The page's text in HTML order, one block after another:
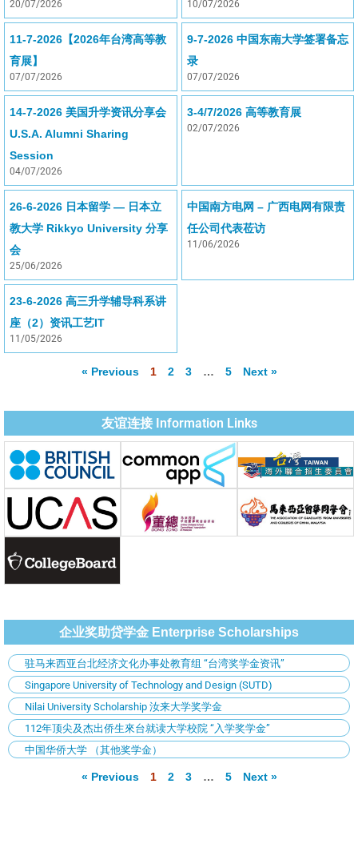
20/07/2026 10/07/2026
11-7-2026【2026年台湾高等教
育展】
07/07/2026
9-7-2026 中国东南大学签署备忘
录
07/07/2026
14-7-2026 美国升学资讯分享会
U.S.A. Alumni Sharing
Session
04/07/2026
3-4/7/2026 高等教育展
02/07/2026
26-6-2026 日本留学 — 日本立
教大学 Rikkyo University 分享
会
25/06/2026
中国南方电网 – 广西电网有限责
任公司代表莅访
11/06/2026
23-6-2026 高三升学辅导科系讲
座（2）资讯工艺IT
11/05/2026
« Previous 1 2 3 … 5 Next »
友谊连接 Information Links
企业奖助贷学金 Enterprise Scholarships
驻马来西亚台北经济文化办事处教育组 “台湾奖学金资讯”
Singapore University of Technology and Design (SUTD)
Nilai University Scholarship 汝来大学奖学金
112年顶尖及杰出侨生來台就读大学校院 “入学奖学金”
中国华侨大学 （其他奖学金）
« Previous 1 2 3 … 5 Next »